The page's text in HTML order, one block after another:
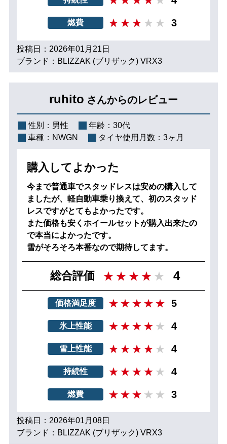
燃費 3
投稿日：2026年01月21日
ブランド：BLIZZAK (ブリザック) VRX3
ruhito さんからのレビュー
性別： 男性 年齢： 30代
車種： NWGN タイヤ使用月数： 3ヶ月
購入してよかった
今まで普通車でスタッドレスは安めの購入して
ましたが、軽自動車乗り換えて、初のスタッド
レスですがとてもよかったです。
また価格も安くホイールセットが購入出来たの
で本当によかったです。
雪がそろそろ本番なので期待してます。
総合評価 4
価格満足度 5
氷上性能 4
雪上性能 4
持続性 4
燃費 3
投稿日：2026年01月08日
ブランド：BLIZZAK (ブリザック) VRX3